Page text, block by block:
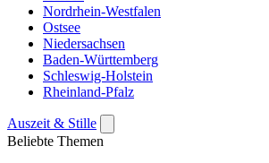
Nordrhein-Westfalen
Ostsee
Niedersachsen
Baden-Württemberg
Schleswig-Holstein
Rheinland-Pfalz
Auszeit & Stille
Beliebte Themen